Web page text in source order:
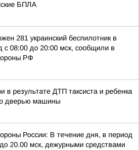
БПЛА
281 украинский беспилотник в
с 08:00 до 20:00 мск, сообщили в
РФ
в результате ДТП таксиста и ребенка
дверью машины
России: В течение дня, в период
20.00 мск, дежурными средствами